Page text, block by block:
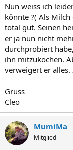
Nun weiss ich
könnte ?( Als
total gut. Seinen
er ja nun nicht
durchprobiert
ihn mitzukochen.
verweigert er
Gruss
Cleo
MumiMa
Mitglied